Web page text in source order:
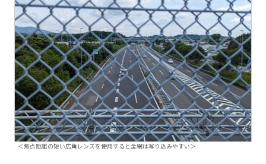
＜焦点距離の短い広角レンズを使用すると金網は写り込みやすい＞